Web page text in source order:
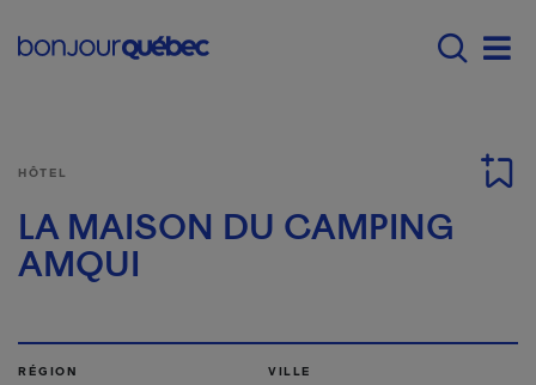
Main navigation -
HÔTEL
LA MAISON DU CAMPING
AMQUI
RÉGION VILLE